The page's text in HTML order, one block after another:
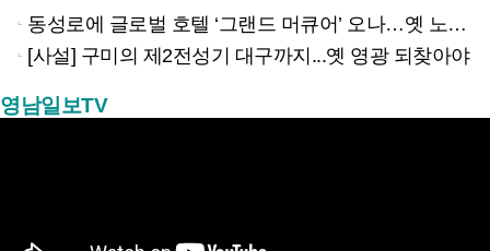
동성로에 글로벌 호텔 ‘그랜드 머큐어’ 오나…옛 노보텔 자리 사무실 개설
[사설] 구미의 제2전성기 대구까지...옛 영광 되찾아야
영남일보TV